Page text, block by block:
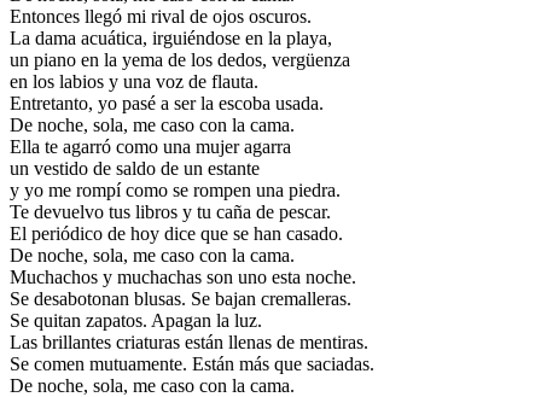
Entonces llegó mi rival de ojos oscuros.
La dama acuática, irguiéndose en la playa,
un piano en la yema de los dedos, vergüenza
en los labios y una voz de flauta.
Entretanto, yo pasé a ser la escoba usada.
De noche, sola, me caso con la cama.
Ella te agarró como una mujer agarra
un vestido de saldo de un estante
y yo me rompí como se rompen una piedra.
Te devuelvo tus libros y tu caña de pescar.
El periódico de hoy dice que se han casado.
De noche, sola, me caso con la cama.
Muchachos y muchachas son uno esta noche.
Se desabotonan blusas. Se bajan cremalleras.
Se quitan zapatos. Apagan la luz.
Las brillantes criaturas están llenas de mentiras.
Se comen mutuamente. Están más que saciadas.
De noche, sola, me caso con la cama.